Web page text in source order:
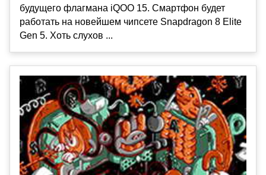
будущего флагмана iQOO 15. Смартфон будет
работать на новейшем чипсете Snapdragon 8 Elite
Gen 5. Хоть слухов ...